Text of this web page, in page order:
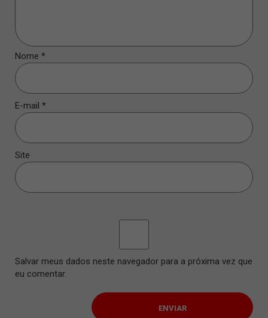
Nome *
E-mail *
Site
Salvar meus dados neste navegador para a próxima vez que
eu comentar.